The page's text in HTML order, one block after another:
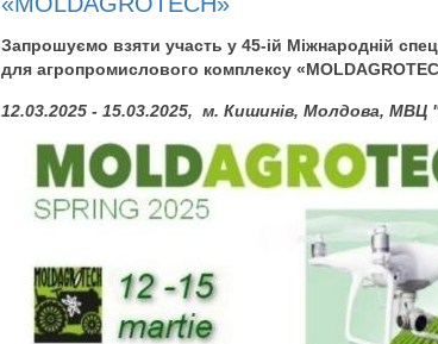
Запрошуємо взяти участь у 45-ій Міжнародній
для агропромислового комплексу
12.03.2025 - 15.03.2025, м. Кишинів, Молдова, МВЦ